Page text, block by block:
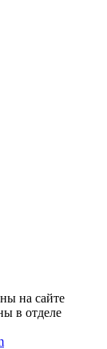
на сайте
в отделе